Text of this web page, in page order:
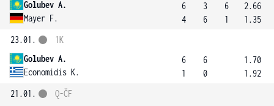
Golubev A.
Mayer F.
6
4
3
6
6
1
2.66
1.35
23.01.
Golubev A.
Economidis K.
1K
6
1
6
0
1.70
1.92
21.01.
Q-ČF